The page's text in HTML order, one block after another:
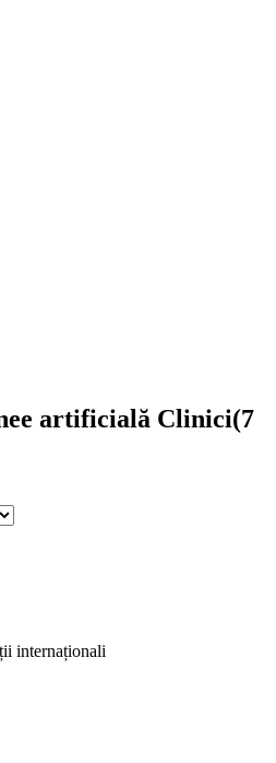
artificială Clinici(7
internaționali